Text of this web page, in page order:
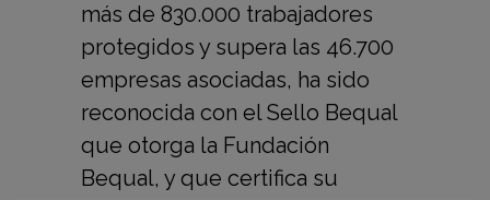
más de 830.000 trabajadores
protegidos y supera las 46.700
empresas asociadas, ha sido
reconocida con el Sello Bequal
que otorga la Fundación
Bequal, y que certifica su